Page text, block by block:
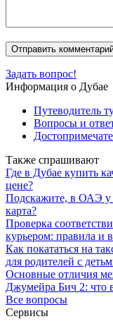
Задать вопрос!
Информация о Дубае
Путеводитель
Вопросы и
Также спрашивают
Где в Дубае купить
цене?
Подскажите, в ОАЭ у
карта?
Проверка
курьером: правила и
Как покататься на
для родителей с
Основные отличия
Джумейра Бич 2: что
Все вопросы
Сервисы